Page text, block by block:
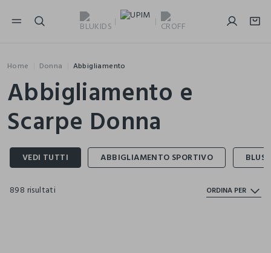
NAVIGATION.ARIA.GOTOMAINCONTENT
Home Donna Abbigliamento
Abbigliamento e
Scarpe Donna
898 risultati ORDINA PER